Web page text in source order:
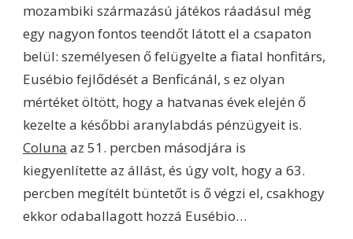
mozambiki származású játékos ráadásul még
egy nagyon fontos teendőt látott el a csapaton
belül: személyesen ő felügyelte a fiatal honfitárs,
Eusébio fejlődését a Benficánál, s ez olyan
mértéket öltött, hogy a hatvanas évek elején ő
kezelte a későbbi aranylabdás pénzügyeit is.
Coluna az 51. percben másodjára is
kiegyenlítette az állást, és úgy volt, hogy a 63.
percben megítélt büntetőt is ő végzi el, csakhogy
ekkor odaballagott hozzá Eusébio…